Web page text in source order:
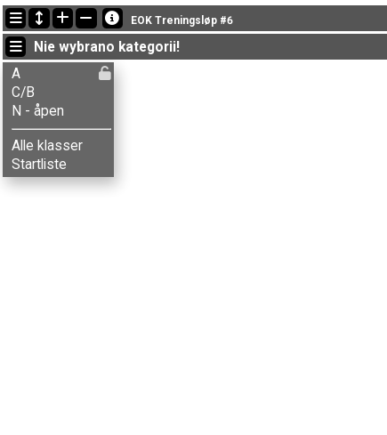
Ostatnie aktualizacje
16:58:31: Elias S-Danielsen (A) got new status: dysk.
19:50:49: Håkon G. Kvamme (
19:43:25: Tore Lindaas (N - åpen) ukończył/a with status finished
EOK Treningsløp #6
Nie wybrano kategorii!
A
C/B
N - åpen
Alle klasser
Startliste